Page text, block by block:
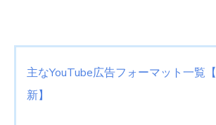
主なYouTube広告フォーマット一覧【
新】